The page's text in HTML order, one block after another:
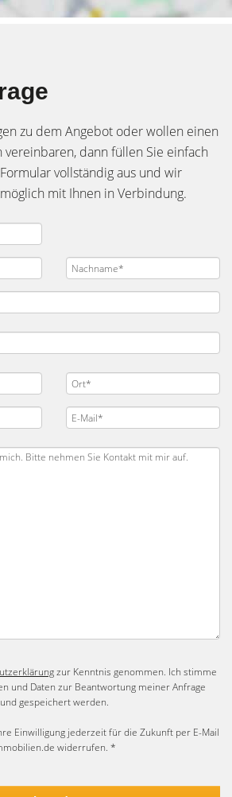
zu dem Angebot oder wollen einen
vereinbaren, dann füllen Sie einfach
vollständig aus und wir
mit Ihnen in Verbindung.
zur Kenntnis genommen. Ich stimme
und Daten zur Beantwortung meiner Anfrage
gespeichert werden.
Einwilligung jederzeit für die Zukunft per E-Mail
widerrufen. *